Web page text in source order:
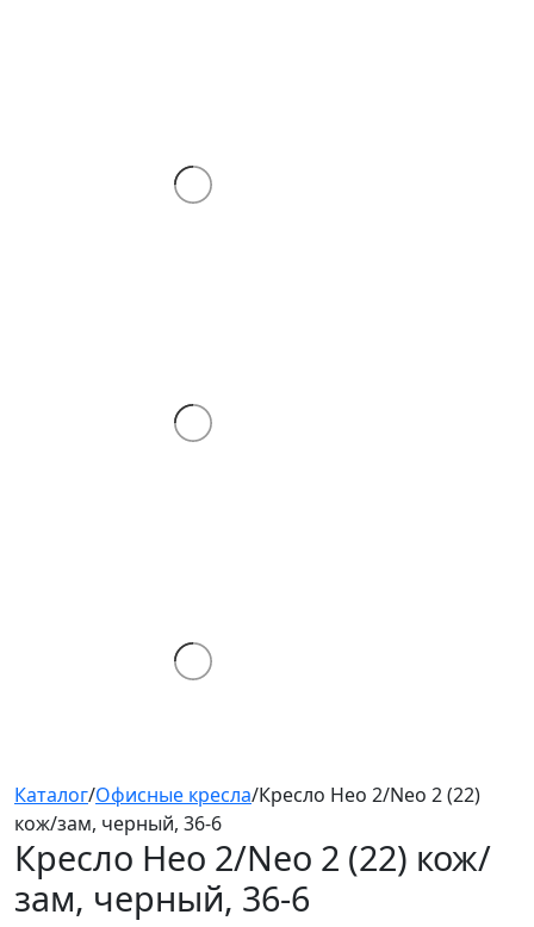
Каталог/Офисные кресла/Кресло Нео 2/Neo 2 (22)
кож/зам, черный, 36-6
Кресло Нео 2/Neo 2 (22) кож/
зам, черный, 36-6